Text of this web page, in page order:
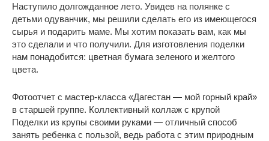
Наступило долгожданное лето. Увидев на полянке с
детьми одуванчик, мы решили сделать его из имеющегося
сырья и подарить маме. Мы хотим показать вам, как мы
это сделали и что получили. Для изготовления поделки
нам понадобится: цветная бумага зеленого и желтого
цвета.
Фотоотчет с мастер-класса «Дагестан — мой горный край»
в старшей группе. Коллективный коллаж с крупой
Поделки из крупы своими руками — отличный способ
занять ребенка с пользой, ведь работа с этим природным